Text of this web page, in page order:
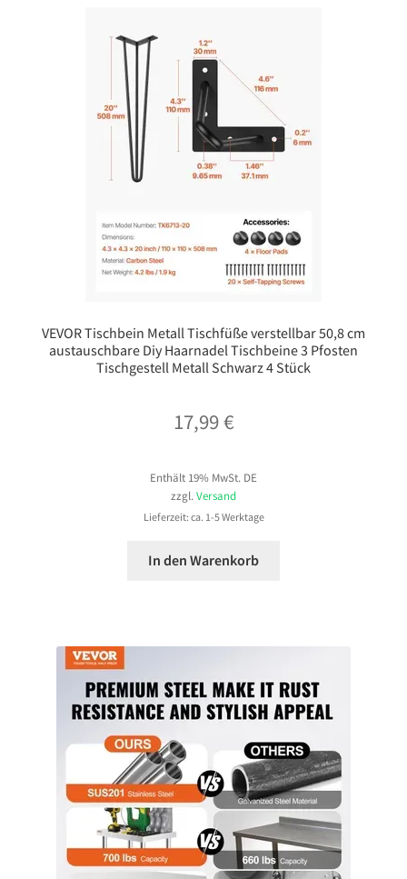
VEVOR Tischbein Metall Tischfüße verstellbar 50,8 cm
austauschbare Diy Haarnadel Tischbeine 3 Pfosten
Tischgestell Metall Schwarz 4 Stück
17,99€
Enthält 19% MwSt. DE
zzgl. Versand
Lieferzeit: ca. 1-5 Werktage
In den Warenkorb